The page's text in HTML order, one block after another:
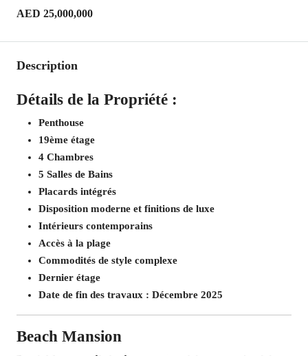
AED 25,000,000
Description
Détails de la Propriété :
Penthouse
19ème étage
4 Chambres
5 Salles de Bains
Placards intégrés
Disposition moderne et finitions de luxe
Intérieurs contemporains
Accès à la plage
Commodités de style complexe
Dernier étage
Date de fin des travaux : Décembre 2025
Beach Mansion